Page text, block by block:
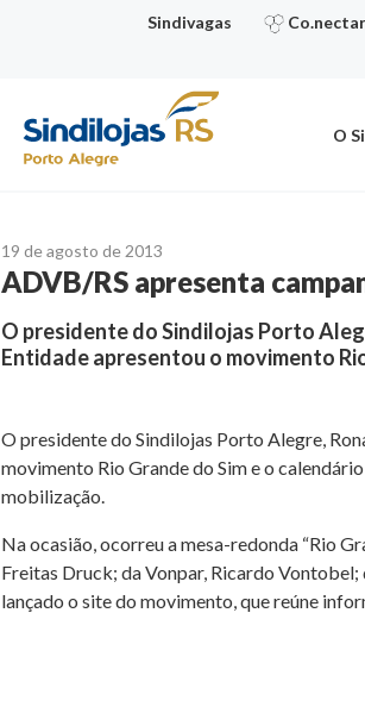
Sindivagas
O
19 de agosto de 2013
ADVB/RS apresenta
O presidente do Sindilojas Porto
Entidade apresentou o movimento
O presidente do Sindilojas Porto Alegre,
movimento Rio Grande do Sim e o
mobilização.
Na ocasião, ocorreu a mesa-redonda “Rio
Freitas Druck; da Vonpar, Ricardo
lançado o site do movimento, que reúne